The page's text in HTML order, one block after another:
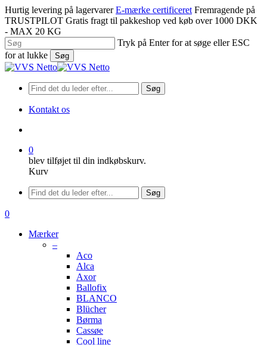
Spring
til
hovedindhold
Hurtig levering på lagervarer E-mærke certificeret Fremragende på
TRUSTPILOT Gratis fragt til pakkeshop ved køb over 1000 DKK
- MAX 20 KG
Tryk på Enter for at søge eller ESC
for at lukke
Søg
Luk
Søg
Kontakt os
0
blev tilføjet til din indkøbskurv.
Kurv
Menu
Søg
søge
0
Mærker
–
Aco
Alca
Axor
Ballofix
BLANCO
Blücher
Børma
Cassøe
Cool line